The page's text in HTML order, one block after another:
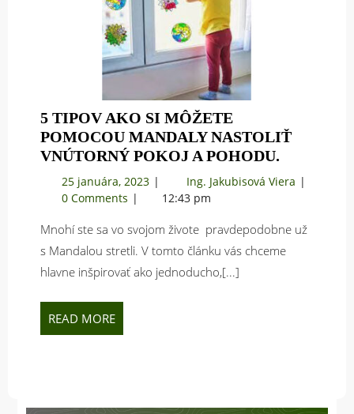
5 TIPOV AKO SI MÔŽETE
POMOCOU MANDALY NASTOLIŤ
VNÚTORNÝ POKOJ A POHODU.
TIPOV
AKO
MÔŽETE
25 januára, 2023 25
januára,
Ing. Jakubisová Viera 5
si
0 Comments 12:43 pm
Mnohí ste sa vo svojom živote pravdepodobne už
s Mandalou stretli. V tomto článku vás chceme
hlavne inšpirovať ako jednoducho,[...]
READ MOREREAD
MORE